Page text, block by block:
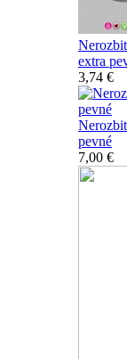
extra
3,74 €
pevné
7,00 €